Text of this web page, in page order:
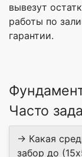
вывезут
работы по
гарантии.
Часто
→ Какая
забор до